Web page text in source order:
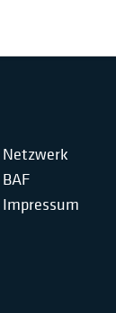
Netzwerk
BAF
Impressum